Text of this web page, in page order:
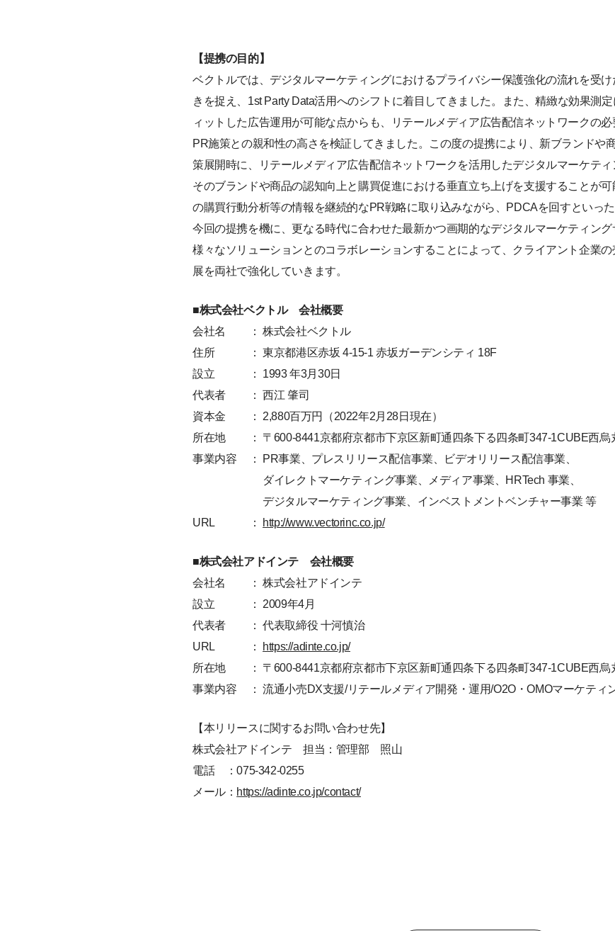
【提携の目的】
ベクトルでは、デジタルマーケティングにおけるプライバシー保護強化の流れを受
きを捉え、1st Party Data活用へのシフトに着目してきました。また、精緻な効果測
ィットした広告運用が可能な点からも、リテールメディア広告配信ネットワークの必
PR施策との親和性の高さを検証してきました。この度の提携により、新ブランドや
策展開時に、リテールメディア広告配信ネットワークを活用したデジタルマーケティ
そのブランドや商品の認知向上と購買促進における垂直立ち上げを支援することが
の購買行動分析等の情報を継続的なPR戦略に取り込みながら、PDCAを回すといった
今回の提携を機に、更なる時代に合わせた最新かつ画期的なデジタルマーケティング
様々なソリューションとのコラボレーションすることによって、クライアント企業
展を両社で強化していきます。
■株式会社ベクトル 会社概要
会社名
： 株式会社ベクトル
住所
： 東京都港区赤坂 4-15-1 赤坂ガーデンシティ 18F
設立
： 1993 年3月30日
代表者
： 西江 肇司
資本金
： 2,880百万円（2022年2月28日現在）
所在地
： 〒600-8441京都府京都市下京区新町通四条下る四条町347-1CUBE西烏
事業内容
： PR事業、プレスリリース配信事業、ビデオリリース配信事業、
ダイレクトマーケティング事業、メディア事業、HRTech 事業、
デジタルマーケティング事業、インベストメントベンチャー事業 等
URL
： http://www.vectorinc.co.jp/
■株式会社アドインテ 会社概要
会社名
： 株式会社アドインテ
設立
： 2009年4月
代表者
： 代表取締役 十河慎治
URL
：
https://adinte.co.jp/
所在地
： 〒600-8441京都府京都市下京区新町通四条下る四条町347-1CUBE西烏
事業内容
： 流通小売DX支援/リテールメディア開発・運用/O2O・OMOマーケティ
【本リリースに関するお問い合わせ先】
株式会社アドインテ 担当：管理部 照山
電話 ：075-342-0255
メール： https://adinte.co.jp/contact/